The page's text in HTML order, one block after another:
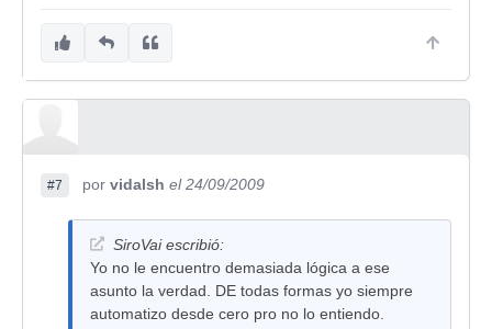
#7 por vidalsh el 24/09/2009
SiroVai escribió:
Yo no le encuentro demasiada lógica a ese
asunto la verdad. DE todas formas yo siempre
automatizo desde cero pro no lo entiendo.